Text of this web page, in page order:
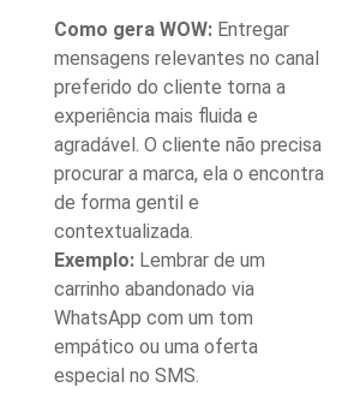
Como gera WOW: Entregar
mensagens relevantes no canal
preferido do cliente torna a
experiência mais fluida e
agradável. O cliente não precisa
procurar a marca, ela o encontra
de forma gentil e
contextualizada.
Exemplo: Lembrar de um
carrinho abandonado via
WhatsApp com um tom
empático ou uma oferta
especial no SMS.